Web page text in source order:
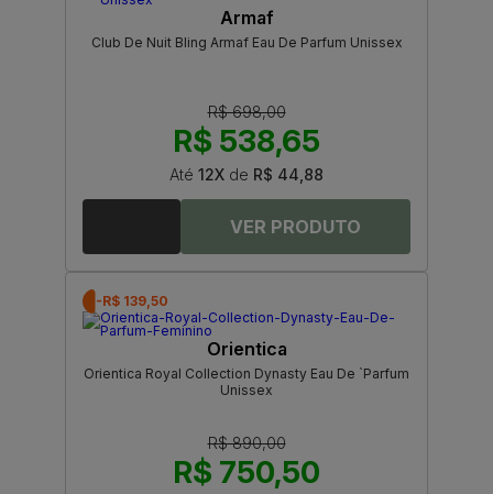
Armaf
Club De Nuit Bling Armaf Eau De Parfum Unissex
R$ 698,00
R$ 538,65
Até 12X de R$ 44,88
-R$ 139,50
Orientica
Orientica Royal Collection Dynasty Eau De `Parfum
Unissex
R$ 890,00
R$ 750,50